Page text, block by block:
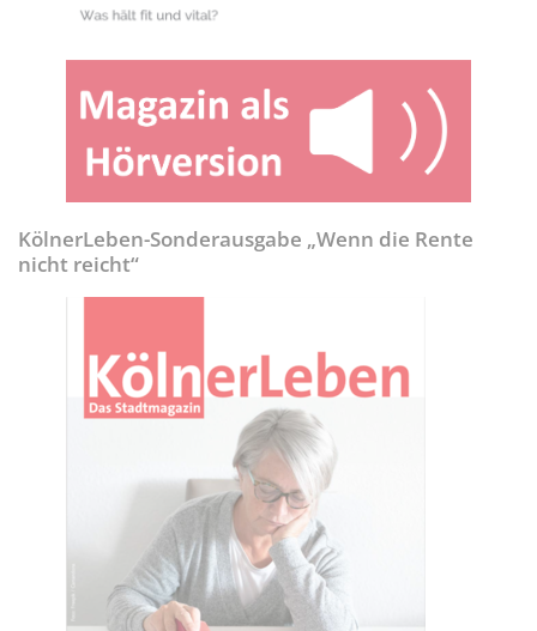
KölnerLeben-Sonderausgabe „Wenn die Rente
nicht reicht“